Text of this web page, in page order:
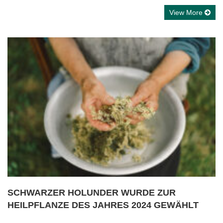
View More
SCHWARZER HOLUNDER WURDE ZUR
HEILPFLANZE DES JAHRES 2024 GEWÄHLT